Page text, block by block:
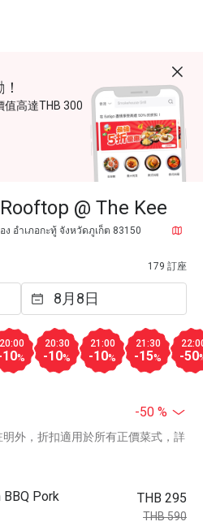
值高達THB 300
@ The Kee
อำเภอกะทู้ จังหวัดภูเก็ต 83150
179 訂座
20:00
10%
20:30
-10%
21:00
-10%
21:30
-15% -50
-50 %
外，折扣適用於所有正價菜式，詳
Pork
THB 295
THB 590